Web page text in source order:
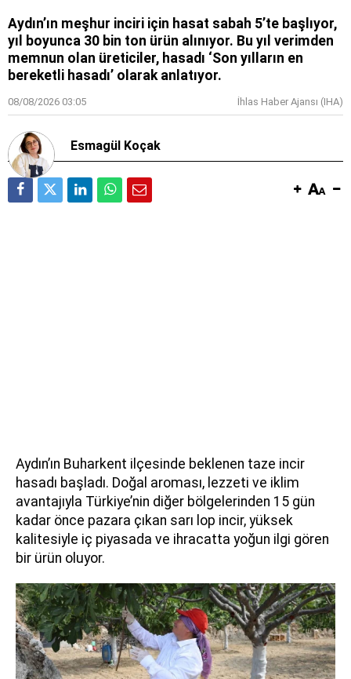
Aydın’ın meşhur inciri için hasat sabah 5’te başlıyor,
yıl boyunca 30 bin ton ürün alınıyor. Bu yıl verimden
memnun olan üreticiler, hasadı ‘Son yılların en
bereketli hasadı’ olarak anlatıyor.
08/08/2026 03:05 İhlas Haber Ajansı (IHA)
Esmagül Koçak
Aydın’ın Buharkent ilçesinde beklenen taze incir
hasadı başladı. Doğal aroması, lezzeti ve iklim
avantajıyla Türkiye’nin diğer bölgelerinden 15 gün
kadar önce pazara çıkan sarı lop incir, yüksek
kalitesiyle iç piyasada ve ihracatta yoğun ilgi gören
bir ürün oluyor.